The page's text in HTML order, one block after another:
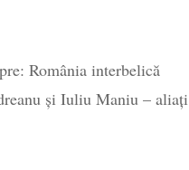
România interbelică
şi Iuliu Maniu – aliaţi